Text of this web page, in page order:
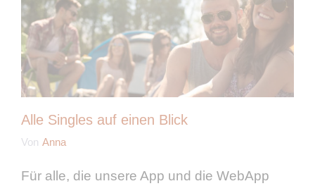
Alle Singles auf einen Blick
Von Anna
Für alle, die unsere App und die WebApp